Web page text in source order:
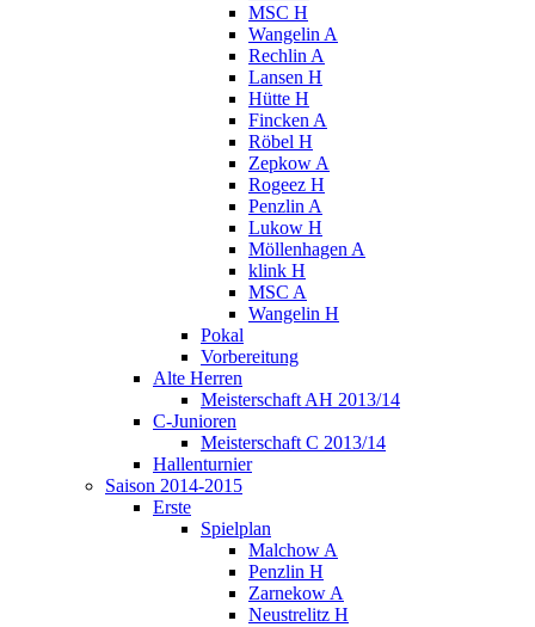
MSC H
Wangelin A
Rechlin A
Lansen H
Hütte H
Fincken A
Röbel H
Zepkow A
Rogeez H
Penzlin A
Lukow H
Möllenhagen A
klink H
MSC A
Wangelin H
Pokal
Vorbereitung
Alte Herren
Meisterschaft AH 2013/14
C-Junioren
Meisterschaft C 2013/14
Hallenturnier
Saison 2014-2015
Erste
Spielplan
Malchow A
Penzlin H
Zarnekow A
Neustrelitz H